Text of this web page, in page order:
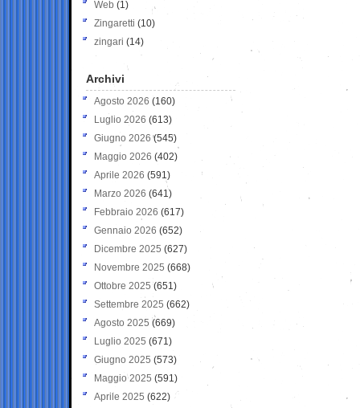
Web (1)
Zingaretti (10)
zingari (14)
Archivi
Agosto 2026 (160)
Luglio 2026 (613)
Giugno 2026 (545)
Maggio 2026 (402)
Aprile 2026 (591)
Marzo 2026 (641)
Febbraio 2026 (617)
Gennaio 2026 (652)
Dicembre 2025 (627)
Novembre 2025 (668)
Ottobre 2025 (651)
Settembre 2025 (662)
Agosto 2025 (669)
Luglio 2025 (671)
Giugno 2025 (573)
Maggio 2025 (591)
Aprile 2025 (622)